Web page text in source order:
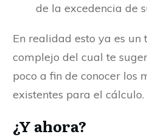
de la excedencia de
En realidad esto ya es un
complejo del cual te
poco a fin de conocer los
existentes para el cálculo.
¿Y ahora?